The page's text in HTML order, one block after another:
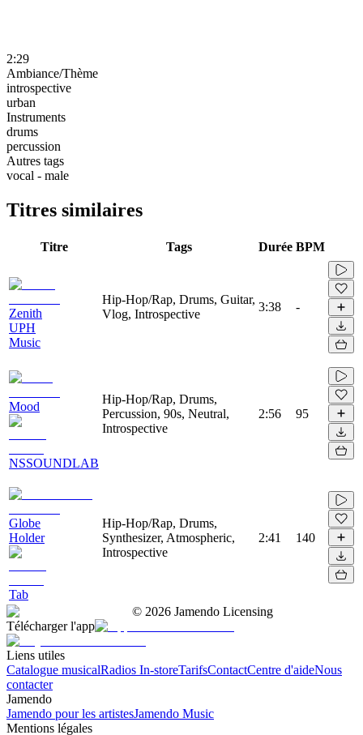
2:29
Ambiance/Thème
introspective
urban
Instruments
drums
percussion
Autres tags
vocal - male
Titres similaires
Titre Tags Durée BPM
Zenith
UPH
Music
Hip-Hop/Rap, Drums, Guitar,
Vlog, Introspective
3:38 -
Mood
NSSOUNDLAB
Hip-Hop/Rap, Drums,
Percussion, 90s, Neutral,
Introspective
2:56 95
Globe
Holder
Tab
Hip-Hop/Rap, Drums,
Synthesizer, Atmospheric,
Introspective
2:41 140
© 2026 Jamendo Licensing
Télécharger l'app
Liens utiles
Catalogue musicalRadios In-storeTarifsContactCentre d'aideNous
contacter
Jamendo
Jamendo pour les artistesJamendo Music
Mentions légales